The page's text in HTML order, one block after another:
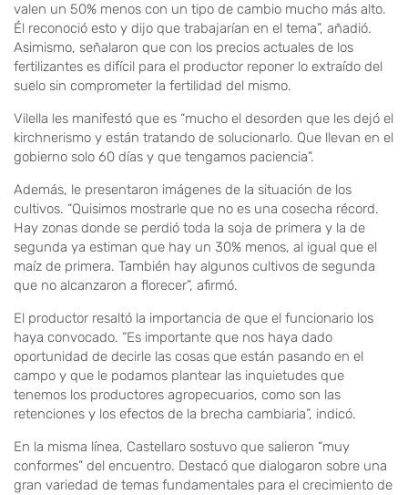
valen un 50% menos con un tipo de cambio mucho más alto.
Él reconoció esto y dijo que trabajarían en el tema”, añadió.
Asimismo, señalaron que con los precios actuales de los
fertilizantes es difícil para el productor reponer lo extraído del
suelo sin comprometer la fertilidad del mismo.
Vilella les manifestó que es “mucho el desorden que les dejó el
kirchnerismo y están tratando de solucionarlo. Que llevan en el
gobierno solo 60 días y que tengamos paciencia”.
Además, le presentaron imágenes de la situación de los
cultivos. “Quisimos mostrarle que no es una cosecha récord.
Hay zonas donde se perdió toda la soja de primera y la de
segunda ya estiman que hay un 30% menos, al igual que el
maíz de primera. También hay algunos cultivos de segunda
que no alcanzaron a florecer”, afirmó.
El productor resaltó la importancia de que el funcionario los
haya convocado. “Es importante que nos haya dado
oportunidad de decirle las cosas que están pasando en el
campo y que le podamos plantear las inquietudes que
tenemos los productores agropecuarios, como son las
retenciones y los efectos de la brecha cambiaria”, indicó.
En la misma línea, Castellaro sostuvo que salieron “muy
conformes” del encuentro. Destacó que dialogaron sobre una
gran variedad de temas fundamentales para el crecimiento de